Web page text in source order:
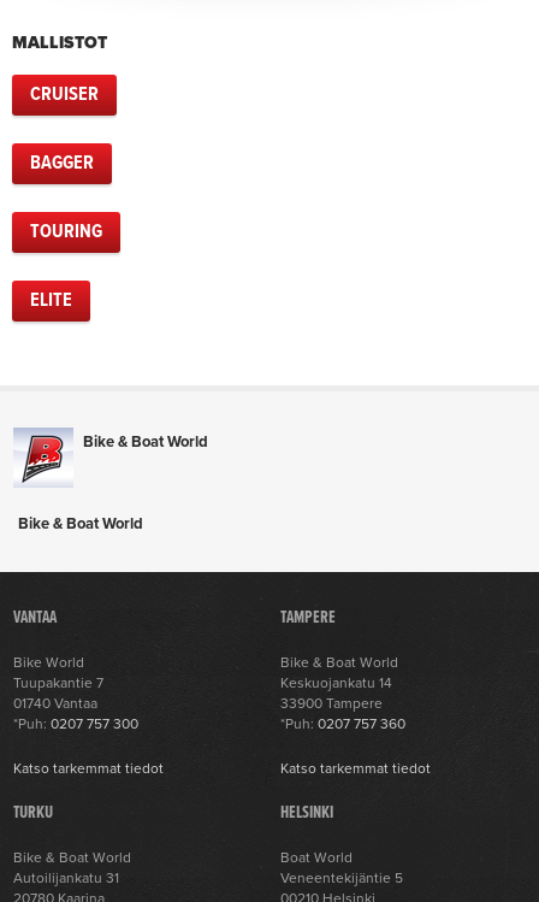
MALLISTOT
CRUISER
BAGGER
TOURING
ELITE
Bike & Boat World
Bike & Boat World
VANTAA
Bike World
Tuupakantie 7
01740 Vantaa
*Puh:0207 757 300
Katso tarkemmat tiedot
TAMPERE
Bike & Boat World
Keskuojankatu 14
33900 Tampere
*Puh:0207 757 360
Katso tarkemmat tiedot
TURKU
Bike & Boat World
Autoilijankatu 31
HELSINKI
Boat World
Veneentekijäntie 5